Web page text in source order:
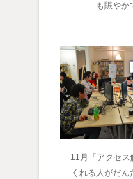
も賑やか
11月「アクセス
くれる人がだん